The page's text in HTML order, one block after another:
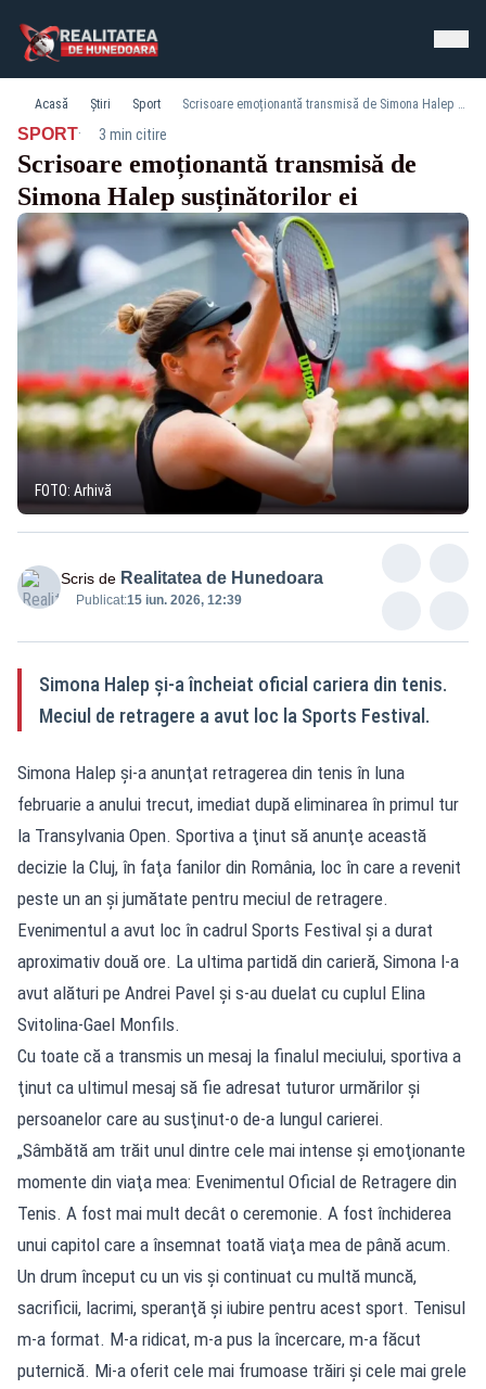
Acasă Știri Sport Scrisoare emoționantă transmisă de Simona Halep susținătorilor ei
SPORT· 3 min citire
Scrisoare emoționantă transmisă de
Simona Halep susținătorilor ei
FOTO: Arhivă
Scris de Realitatea de Hunedoara
Publicat:15 iun. 2026, 12:39
Simona Halep şi-a încheiat oficial cariera din tenis.
Meciul de retragere a avut loc la Sports Festival.
Simona Halep şi-a anunţat retragerea din tenis în luna
februarie a anului trecut, imediat după eliminarea în primul tur
la Transylvania Open. Sportiva a ţinut să anunţe această
decizie la Cluj, în faţa fanilor din România, loc în care a revenit
peste un an şi jumătate pentru meciul de retragere.
Evenimentul a avut loc în cadrul Sports Festival şi a durat
aproximativ două ore. La ultima partidă din carieră, Simona l-a
avut alături pe Andrei Pavel şi s-au duelat cu cuplul Elina
Svitolina-Gael Monfils.
Cu toate că a transmis un mesaj la finalul meciului, sportiva a
ţinut ca ultimul mesaj să fie adresat tuturor urmărilor şi
persoanelor care au susţinut-o de-a lungul carierei.
„Sâmbătă am trăit unul dintre cele mai intense şi emoţionante
momente din viaţa mea: Evenimentul Oficial de Retragere din
Tenis. A fost mai mult decât o ceremonie. A fost închiderea
unui capitol care a însemnat toată viaţa mea de până acum.
Un drum început cu un vis şi continuat cu multă muncă,
sacrificii, lacrimi, speranţă şi iubire pentru acest sport. Tenisul
m-a format. M-a ridicat, m-a pus la încercare, m-a făcut
puternică. Mi-a oferit cele mai frumoase trăiri şi cele mai grele